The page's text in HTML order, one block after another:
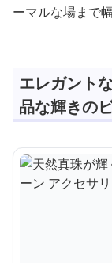
ーマルな場まで
エレガント
品な輝きの